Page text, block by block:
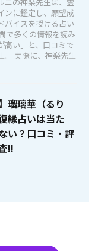
ンに鑑定し、願望成
バイスを授ける占い
で多くの情報を読み
高い」と、口コミで
。 実際に、神楽先生
瑠璃華（るり
縁占いは当た
い？口コミ・評
!!